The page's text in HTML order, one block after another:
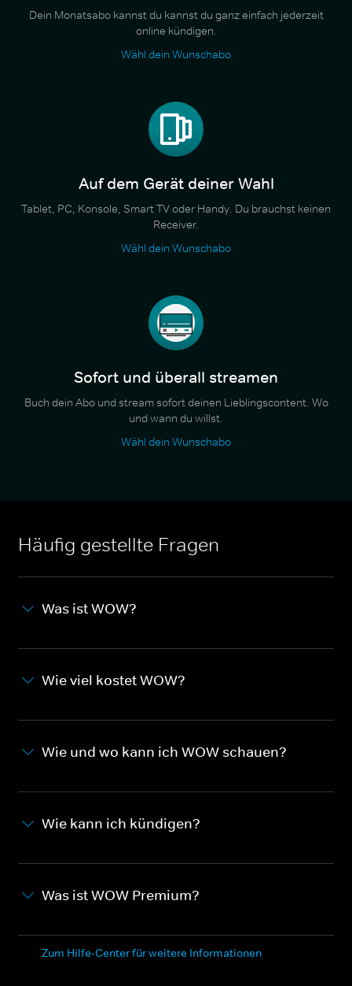
Dein Monatsabo kannst du kannst du ganz einfach jederzeit
online kündigen.
Wähl dein Wunschabo
Auf dem Gerät deiner Wahl
Tablet, PC, Konsole, Smart TV oder Handy. Du brauchst keinen
Receiver.
Wähl dein Wunschabo
Sofort und überall streamen
Buch dein Abo und stream sofort deinen Lieblingscontent. Wo
und wann du willst.
Wähl dein Wunschabo
Häufig gestellte Fragen
Was ist WOW?
Wie viel kostet WOW?
Wie und wo kann ich WOW schauen?
Wie kann ich kündigen?
Was ist WOW Premium?
Zum Hilfe-Center für weitere Informationen